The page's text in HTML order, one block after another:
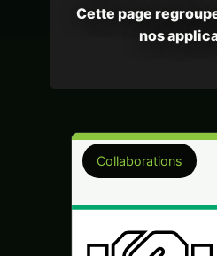
Cette page
nos
Collaborations